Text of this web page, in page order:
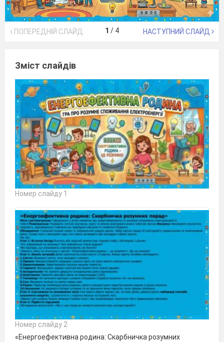
ПОПЕРЕДНІЙ СЛАЙД 1 / 4 НАСТУПНИЙ СЛАЙД
Зміст слайдів
Номер слайду 1
Номер слайду 2
«Енергоефективна родина: Скарбничка розумних